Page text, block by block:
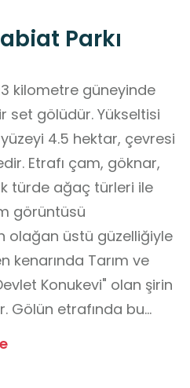
Parkı
kilometre güneyinde
set gölüdür. Yükseltisi
4.5 hektar, çevresi
Etrafı çam, göknar,
türde ağaç türleri ile
görüntüsü
olağan üstü güzelliğiyle
kenarında Tarım ve
Konukevi" olan şirin
Gölün etrafında bu
adıyla bir